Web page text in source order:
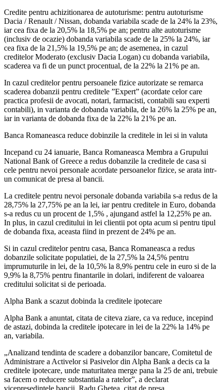
Credite pentru achizitionarea de autoturisme: pentru autoturisme
Dacia / Renault / Nissan, dobanda variabila scade de la 24% la 23%,
iar cea fixa de la 20,5% la 18,5% pe an; pentru alte autoturisme
(inclusiv de ocazie) dobanda variabila scade de la 25% la 24%, iar
cea fixa de la 21,5% la 19,5% pe an; de asemenea, in cazul
creditelor Moderato (exclusiv Dacia Logan) cu dobanda variabila,
scaderea va fi de un punct procentual, de la 22% la 21% pe an.
In cazul creditelor pentru persoanele fizice autorizate se remarca
scaderea dobanzii pentru creditele ”Expert” (acordate celor care
practica profesii de avocati, notari, farmacisti, contabili sau experti
contabili), in varianta de dobanda variabila, de la 26% la 25% pe an,
iar in varianta de dobanda fixa de la 22% la 21% pe an.
Banca Romaneasca reduce dobinzile la creditele in lei si in valuta
Incepand cu 24 ianuarie, Banca Romaneasca Membra a Grupului
National Bank of Greece a redus dobanzile la creditele de casa si
cele pentru nevoi personale acordate persoanelor fizice, se arata intr-
un comunicat de presa al bancii.
La creditele pentru nevoi personale dobanda variabila s-a redus de la
28,75% la 27,75% pe an la lei, iar pentru creditele in Euro, dobanda
s-a redus cu un procent de 1,5% , ajungand astfel la 12,25% pe an.
In plus, in cazul creditului in lei clientii pot opta acum si pentru tipul
de dobanda fixa, aceasta fiind in prezent de 24% pe an.
Si in cazul creditelor pentru casa, Banca Romaneasca a redus
dobanzile solicitate populatiei, de la 27,5% la 24,5% pentru
imprumuturile in lei, de la 10,5% la 8,9% pentru cele in euro si de la
9,9% la 8,75% pentru finantarile in dolari, indiferent de valoarea
creditului solicitat si de perioada.
Alpha Bank a scazut dobinda la creditele ipotecare
Alpha Bank a anuntat, citata de citeva ziare, ca va reduce, incepind
de astazi, dobinda la creditele ipotecare in lei de la 22% la 14% pe
an, variabila.
„Analizand tendinta de scadere a dobanzilor bancare, Comitetul de
Administrare a Activelor si Pasivelor din Alpha Bank a decis ca la
creditele ipotecare, unde maturitatea merge pana la 25 de ani, trebuie
sa facem o reducere substantiala a ratelor”, a declarat
vicepresedintele bancii, Radu Ghetea, citat de presa.